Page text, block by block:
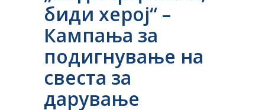
биди херој“ –
Кампања за
подигнување на
свеста за
дарување